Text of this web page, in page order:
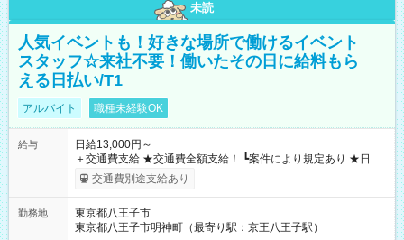
未読
人気イベントも！好きな場所で働けるイベント
スタッフ☆来社不要！働いたその日に給料もら
える日払い/T1
アルバイト 職種未経験OK
給与
日給13,000円～
＋交通費支給 ★交通費全額支給！ ┗案件により規定あり ★日払
いOK！（規定あり） ┗働いたその日に現金GET♪ お仕事後はコ
ンビニATMから 日払い分を引き落とせます！ 【試用期間】試
交通費別途支給あり
勤務地
東京都八王子市
東京都八王子市明神町（最寄り駅：京王八王子駅）